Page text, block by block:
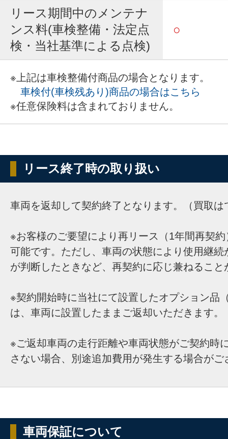
リース期間中のメンテナ
ンス料(車検整備・法定点
検・当社基準による点検)
○
※上記は車検整備付商品の場合となります。
車検付(車検残あり)商品の場合はこちら
※任意保険料は含まれておりません。
リース終了時の取り扱い
車両を返却して契約終了となります。（買取は
※お客様のご要望により再リース（1年間再契
可能です。ただし、車両の状態により使用継続
が判断したときなど、再契約に応じ兼ねること
※契約開始時に当社にて設置したオプション品
は、車両に設置したままご返却いただきます。
※ご返却車両の走行距離や車両状態がご契約時
さない場合、別途追加費用が発生する場合がご
車両保証について